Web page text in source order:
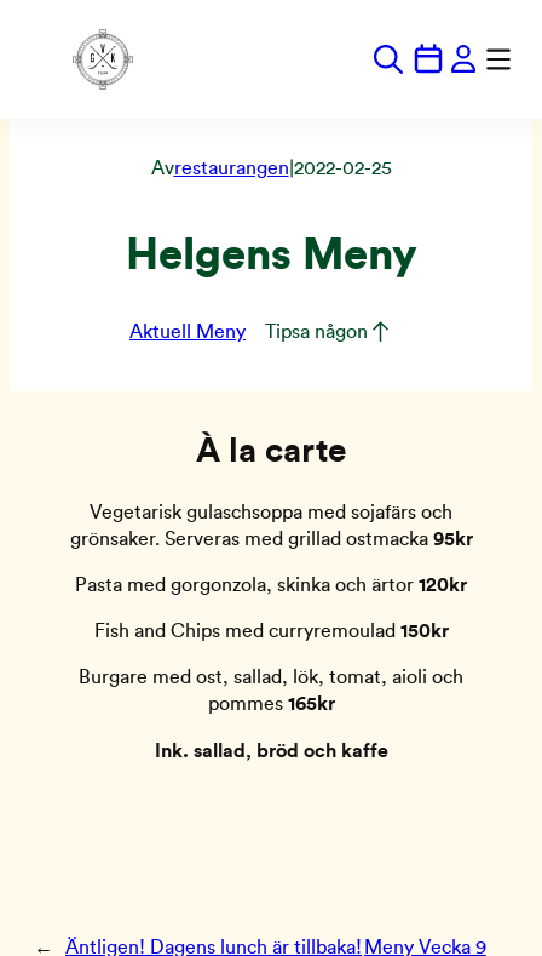
till
Avrestaurangen 2022-02-25
Helgens Meny
Aktuell Meny Tipsa någon
À la carte
Vegetarisk gulaschsoppa med sojafärs och
grönsaker. Serveras med grillad ostmacka 95kr
Pasta med gorgonzola, skinka och ärtor 120kr
Fish and Chips med curryremoulad 150kr
Burgare med ost, sallad, lök, tomat, aioli och
pommes 165kr
Ink. sallad, bröd och kaffe
←
Äntligen! Dagens lunch är tillbaka! Meny Vecka 9